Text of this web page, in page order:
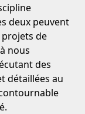
deux peuvent
projets de
nous
des
détaillées au